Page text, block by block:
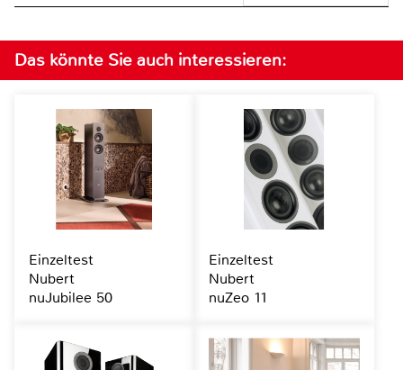
Das könnte Sie auch interessieren:
Einzeltest
Nubert
nuJubilee 50
Einzeltest
Nubert
nuZeo 11